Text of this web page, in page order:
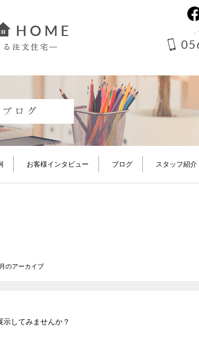
お客様インタビュー ブログ スタッフ紹介
のアーカイブ
してみませんか？